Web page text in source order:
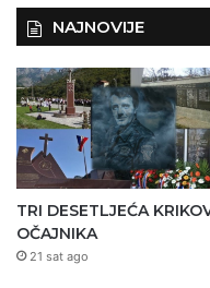
NAJNOVIJE
TRI DESETLJEĆA
OČAJNIKA
21 sat ago